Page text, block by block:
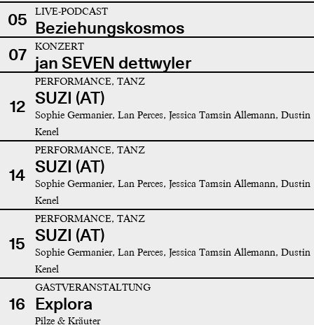
05 LIVE-PODCAST
Beziehungskosmos
07
KONZERT
jan SEVEN dettwyler
12
PERFORMANCE, TANZ
SUZI (AT)
Sophie Germanier, Lan Perces, Jessica Tamsin Allemann, Dustin
Kenel
14
PERFORMANCE, TANZ
SUZI (AT)
Sophie Germanier, Lan Perces, Jessica Tamsin Allemann, Dustin
Kenel
15
PERFORMANCE, TANZ
SUZI (AT)
Sophie Germanier, Lan Perces, Jessica Tamsin Allemann, Dustin
Kenel
16
GASTVERANSTALTUNG
Explora
Pilze & Kräuter